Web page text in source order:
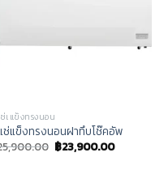
เแข็งทรงนอน
ช่แข็งทรงนอนฝาทึบโช๊คอัพ
฿23,900.00